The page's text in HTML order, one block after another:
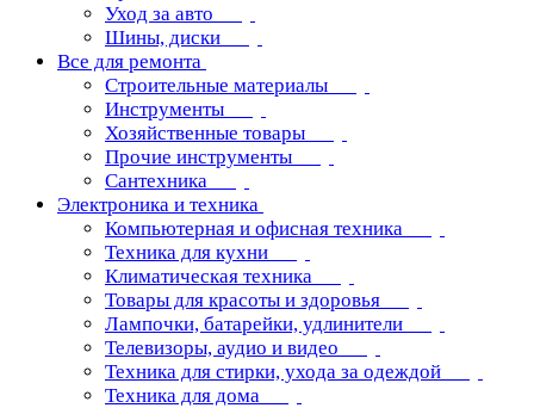
Уход за авто
Шины, диски
Все для ремонта
Строительные материалы
Инструменты
Хозяйственные товары
Прочие инструменты
Сантехника
Электроника и техника
Компьютерная и офисная техника
Техника для кухни
Климатическая техника
Товары для красоты и здоровья
Лампочки, батарейки, удлинители
Телевизоры, аудио и видео
Техника для стирки, ухода за одеждой
Техника для дома